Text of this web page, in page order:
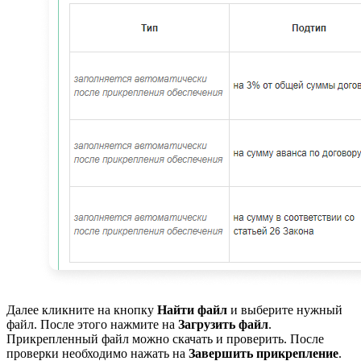
Далее кликните на кнопку Найти файл и выберите нужный
файл. После этого нажмите на Загрузить файл.
Прикрепленный файл можно скачать и проверить. После
проверки необходимо нажать на Завершить прикрепление.